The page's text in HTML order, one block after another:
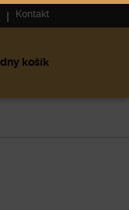
Kontakt
košík